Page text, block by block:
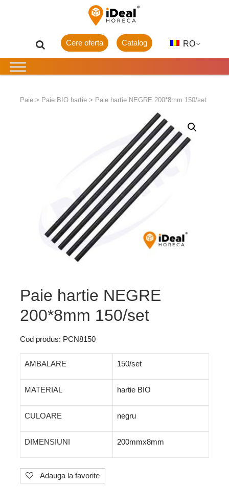
RO
Catalog
Cere oferta
Paie> Paie BIO hartie> Paie hartie NEGRE 200*8mm 150/set
Paie hartie NEGRE
200*8mm 150/set
Cod produs: PCN8150
AMBALARE 150/set
MATERIAL hartie BIO
CULOARE negru
DIMENSIUNI 200mmx8mm
Adauga la favorite